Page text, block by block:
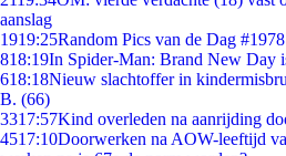
aanslag
1919:25Random Pics van de Dag #1978
818:19In Spider-Man: Brand New Day
618:18Nieuw slachtoffer in
B. (66)
3317:57Kind overleden na aanrijding
4517:10Doorwerken na AOW-leeftijd